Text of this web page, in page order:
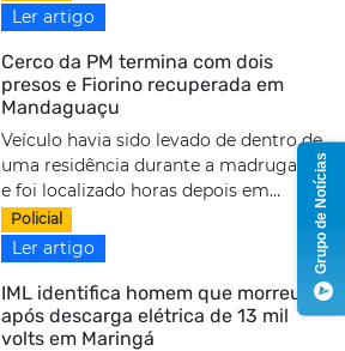
Ler artigo
Cerco da PM termina com dois
presos e Fiorino recuperada em
Mandaguaçu
Veículo havia sido levado de dentro de
uma residência durante a madrugada
e foi localizado horas depois em...
Policial
Ler artigo
IML identifica homem que morreu
após descarga elétrica de 13 mil
volts em Maringá
Grupo de Notícias